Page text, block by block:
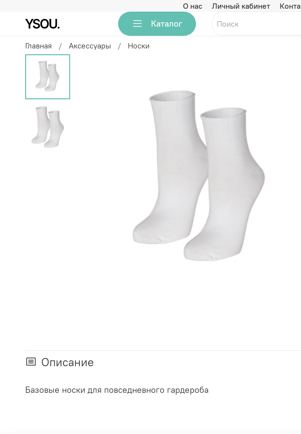
О нас Личный кабинет
Каталог
Главная
Аксессуары Носки
Описание
Базовые носки для повседневного гардероба